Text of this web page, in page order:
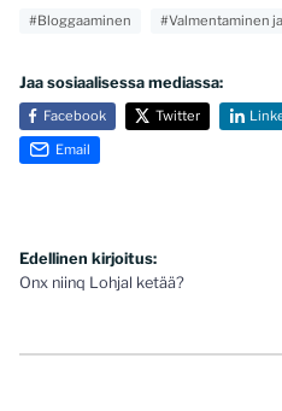
#Bloggaaminen #Valmentaminen
Jaa sosiaalisessa mediassa:
Facebook Twitter
Email
Artikkelien
selaus
Edellinen kirjoitus:
Onx niinq Lohjal ketää?